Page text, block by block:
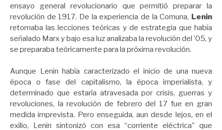
ensayo general revolucionario que permitió preparar la
revolución de 1917. De la experiencia de la Comuna, Lenin
retomaba las lecciones teóricas y de estrategia que había
señalado Marx y bajo esa luz analizaba la revolución del ’05, y
se preparaba teóricamente para la próxima revolución.
Aunque Lenin había caracterizado el inicio de una nueva
época o fase del capitalismo, la época imperialista, y
determinado que estaría atravesada por crisis, guerras y
revoluciones, la revolución de febrero del 17 fue en gran
medida imprevista. Pero enseguida, aun desde lejos, en el
exilio, Lenin sintonizó con esa “corriente eléctrica” que